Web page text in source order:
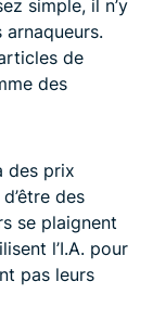
simple, il n’y
de
des
des prix
des
se plaignent
l’I.A. pour
pas leurs